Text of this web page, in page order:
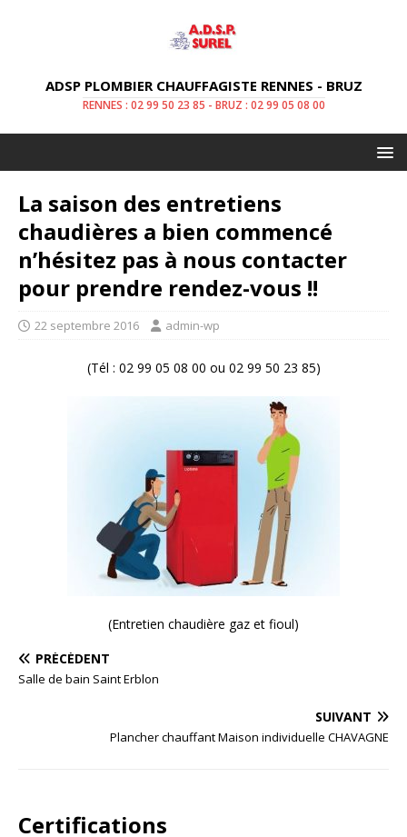
ADSP PLOMBIER CHAUFFAGISTE RENNES - BRUZ
RENNES : 02 99 50 23 85 - BRUZ : 02 99 05 08 00
La saison des entretiens
chaudières a bien commencé
n’hésitez pas à nous contacter
pour prendre rendez-vous !!
22 septembre 2016 admin-wp
(Tél : 02 99 05 08 00 ou 02 99 50 23 85)
(Entretien chaudière gaz et fioul)
PRÉCÉDENT
Salle de bain Saint Erblon
SUIVANT
Plancher chauffant Maison individuelle CHAVAGNE
Certifications